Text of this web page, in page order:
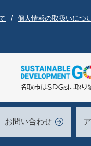
個人情報の取扱いにつ
お問い合わせ